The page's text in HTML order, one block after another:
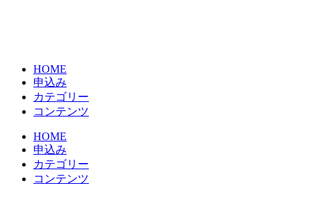
HOME
申込み
カテゴリー
コンテンツ
HOME
申込み
カテゴリー
コンテンツ